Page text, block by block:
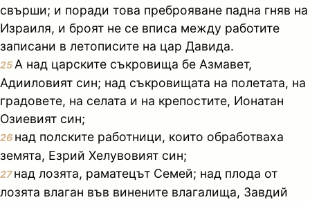
свърши; и поради това преброяване падна гняв на
Израиля, и броят не се вписа между работите
записани в летописите на цар Давида.
25 А над царските съкровища бе Азмавет,
Адииловият син; над съкровищата на полетата, на
градовете, на селата и на крепостите, Ионатан
Озиевият син;
26 над полските работници, които обработваха
земята, Езрий Хелувовият син;
27над лозята, раматецът Семей; над плода от
лозята влаган във винените влагалища, Завдий